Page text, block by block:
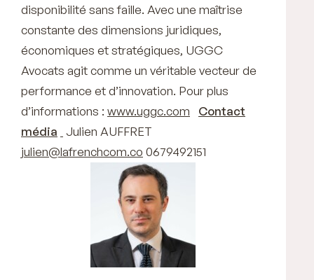
disponibilité sans faille. Avec une maîtrise
constante des dimensions juridiques,
économiques et stratégiques, UGGC
Avocats agit comme un véritable vecteur de
performance et d’innovation. Pour plus
d’informations : www.uggc.com
Contact
média
Julien AUFFRET
julien@lafrenchcom.co 0679492151